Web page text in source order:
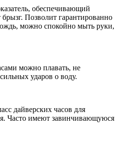
обеспечивающий
Позволит гарантированно
можно спокойно мыть руки,
можно плавать, не
ударов о воду.
дайверских часов для
Часто имеют завинчивающуюся